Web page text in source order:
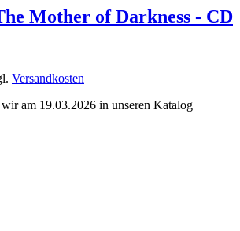
Mother of Darkness - CD
Versandkosten
am 19.03.2026 in unseren Katalog